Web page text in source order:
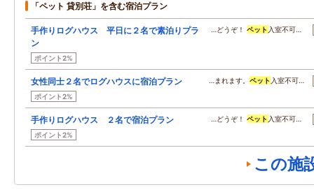
「ペット 貸別荘」を含む宿泊プラン
手作りログハウス 平日に２名で素泊りプラ
ン
ポイント2%
…どうぞ！ペット 入室不可…
女性同士２名でログハウスに宿泊プラン
ポイント2%
…まれます。 ペット 入室不可…
手作りログハウス ２名で宿泊プラン
ポイント2%
…どうぞ！ペット 入室不可…
この施